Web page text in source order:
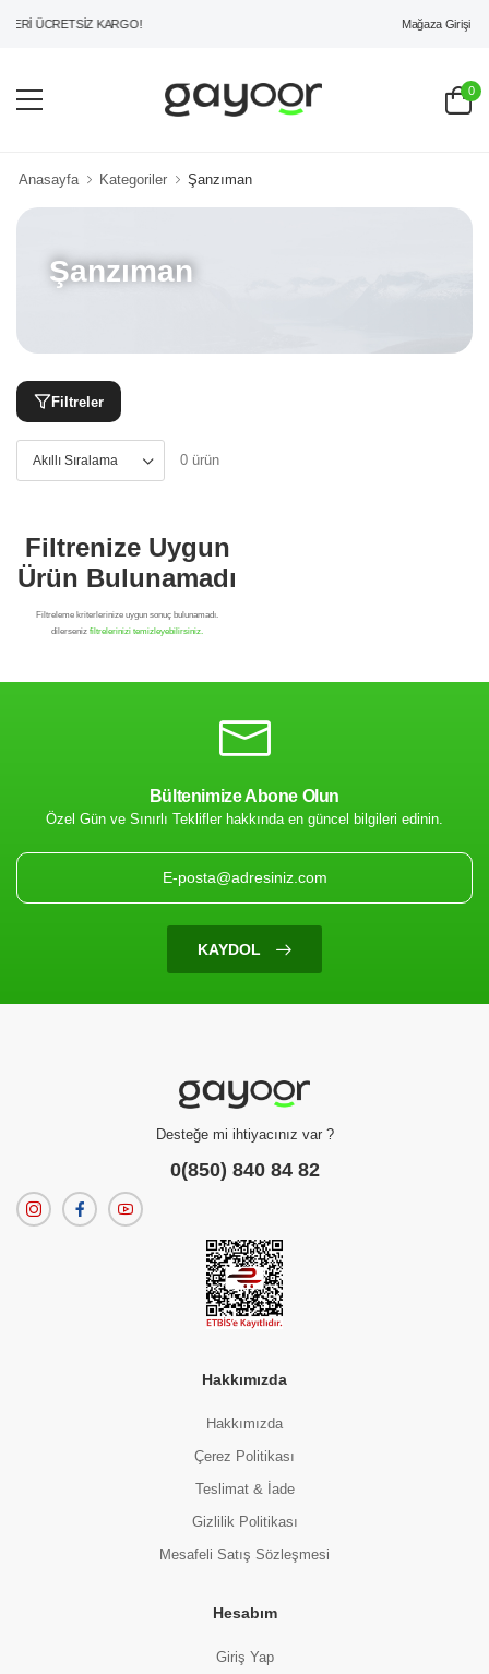
ÜCRETSİZ KARGO! Mağaza Girişi
0
Anasayfa Kategoriler Şanzıman
Şanzıman
Filtreler
0 ürün
Filtrenize Uygun
Ürün Bulunamadı
Bültenimize Abone Olun
Özel Gün ve Sınırlı Teklifler hakkında en güncel bilgileri edinin.
KAYDOL
Desteğe mi ihtiyacınız var ?
0(850) 840 84 82
Hakkımızda
Hakkımızda
Çerez Politikası
Teslimat & İade
Gizlilik Politikası
Mesafeli Satış Sözleşmesi
Hesabım
Giriş Yap